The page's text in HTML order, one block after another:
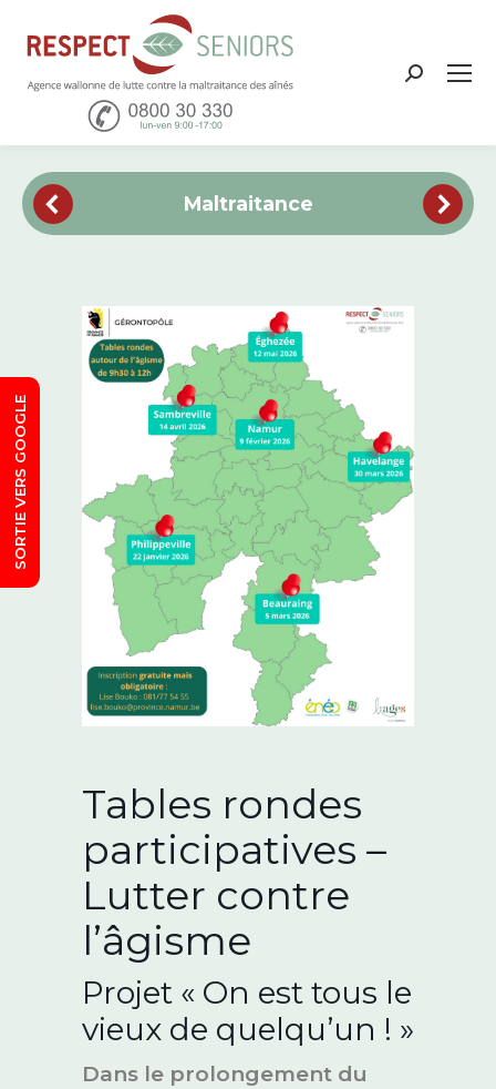
SORTIE VERS GOOGLE
Maltraitance
Tables rondes
participatives –
Lutter contre
l’âgisme
Projet « On est tous le
vieux de quelqu’un ! »
Dans le prolongement du